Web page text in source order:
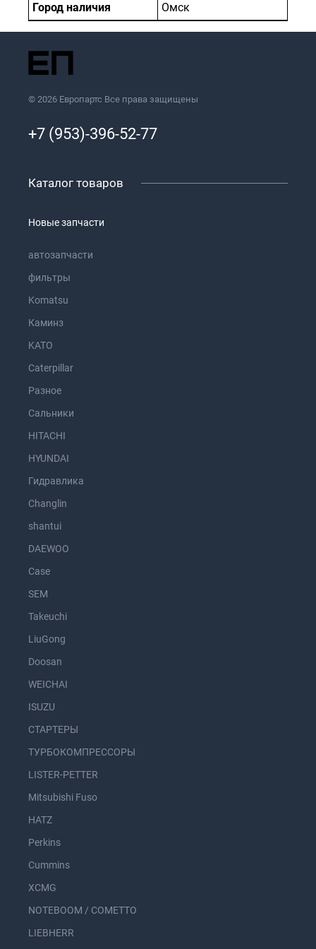
Город наличия
Омск
© 2026 Европартс Все права защищены
+7 (953)-396-52-77
Каталог товаров
Новые запчасти
автозапчасти
фильтры
Komatsu
Каминз
KATO
Caterpillar
Разное
Сальники
HITACHI
HYUNDAI
Гидравлика
Changlin
shantui
DAEWOO
Case
SEM
Takeuchi
LiuGong
Doosan
WEICHAI
ISUZU
СТАРТЕРЫ
ТУРБОКОМПРЕССОРЫ
LISTER-PETTER
Mitsubishi Fuso
HATZ
Perkins
Cummins
XCMG
NOTEBOOM / COMETTO
LIEBHERR